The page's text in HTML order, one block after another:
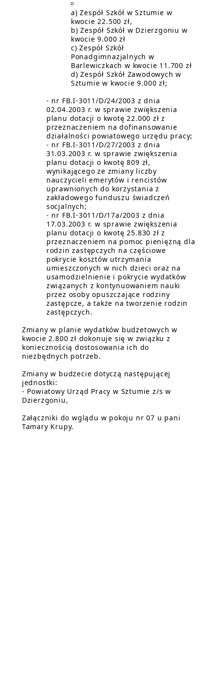
a) Zespół Szkół w Sztumie w
kwocie 22.500 zł,
b) Zespół Szkół w Dzierzgoniu w
kwocie 9.000 zł
c) Zespół Szkół
Ponadgimnazjalnych w
Barlewiczkach w kwocie 11.700 zł
d) Zespół Szkół Zawodowych w
Sztumie w kwocie 9.000 zł;
- nr FB.I-3011/D/24/2003 z dnia
02.04.2003 r. w sprawie zwiększenia
planu dotacji o kwotę 22.000 zł z
przeznaczeniem na dofinansowanie
działalności powiatowego urzędu pracy;
- nr FB.I-3011/D/27/2003 z dnia
31.03.2003 r. w sprawie zwiększenia
planu dotacji o kwotę 809 zł,
wynikającego ze zmiany liczby
nauczycieli emerytów i rencistów
uprawnionych do korzystania z
zakładowego funduszu świadczeń
socjalnych;
- nr FB.I-3011/D/17a/2003 z dnia
17.03.2003 r. w sprawie zwiększenia
planu dotacji o kwotę 25.830 zł z
przeznaczeniem na pomoc pieniężną dla
rodzin zastępczych na częściowe
pokrycie kosztów utrzymania
umieszczonych w nich dzieci oraz na
usamodzielnienie i pokrycie wydatków
związanych z kontynuowaniem nauki
przez osoby opuszczające rodziny
zastępcze, a także na tworzenie rodzin
zastępczych.
Zmiany w planie wydatków budżetowych w
kwocie 2.800 zł dokonuje się w związku z
koniecznością dostosowania ich do
niezbędnych potrzeb.
Zmiany w budżecie dotyczą następującej
jednostki:
- Powiatowy Urząd Pracy w Sztumie z/s w
Dzierzgoniu,
Załączniki do wglądu w pokoju nr 07 u pani
Tamary Krupy.